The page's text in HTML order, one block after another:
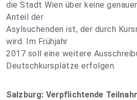
die Stadt Wien über keine
Anteil der
Asylsuchenden ist, der durch
wird. Im Frühjahr
2017 soll eine weitere
Deutschkursplätze erfolgen.
Salzburg: Verpflichtende